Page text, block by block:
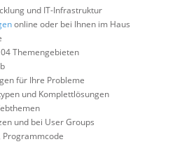
und IT-Infrastruktur
online oder bei Ihnen im Haus
Themengebieten
für Ihre Probleme
und Komplettlösungen
und bei User Groups
Programmcode